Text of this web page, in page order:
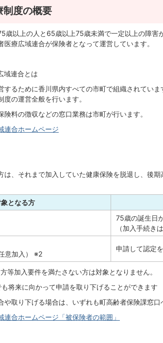
制度の概要
歳以上の人と65歳以上75歳未満で一定以上の障害
医療広域連合が保険者となって運営しています。
域連合とは
するために香川県内すべての市町で組織されてい
の運営全般を行います。
料の徴収などの窓口業務は市町が行います。
連合ホームページ
は、それまで加入していた健康保険を脱退し、後
となる方
75歳の誕生日
（加入手続き
意加入） ※2
申請して認定
等加入要件を満たさない方は対象となりません。
将来に向かって申請を取り下げることができます
や取り下げる場合は、いずれも町高齢者保険課窓口
合ホームページ「被保険者の範囲」